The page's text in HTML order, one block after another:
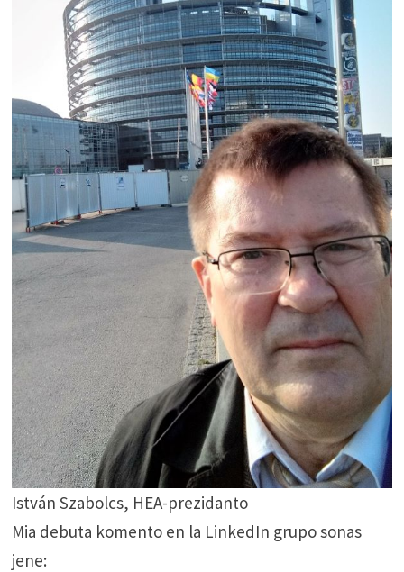
István Szabolcs, HEA-prezidanto
Mia debuta komento en la LinkedIn grupo sonas
jene: